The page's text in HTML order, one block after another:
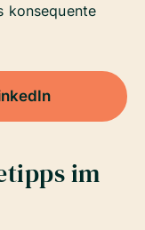
konsequente
im